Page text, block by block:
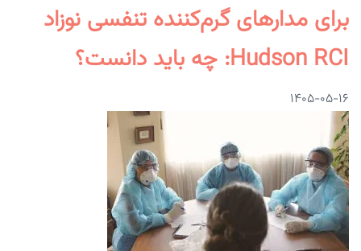
برای مدارهای گرم‌کننده تنفسی نوزاد
Hudson RCI: چه باید دانست؟
۱۴۰۵-۰۵-۱۶